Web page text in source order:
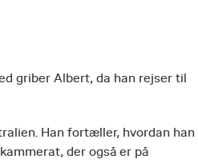
griber Albert, da han rejser til
Han fortæller, hvordan han
der også er på